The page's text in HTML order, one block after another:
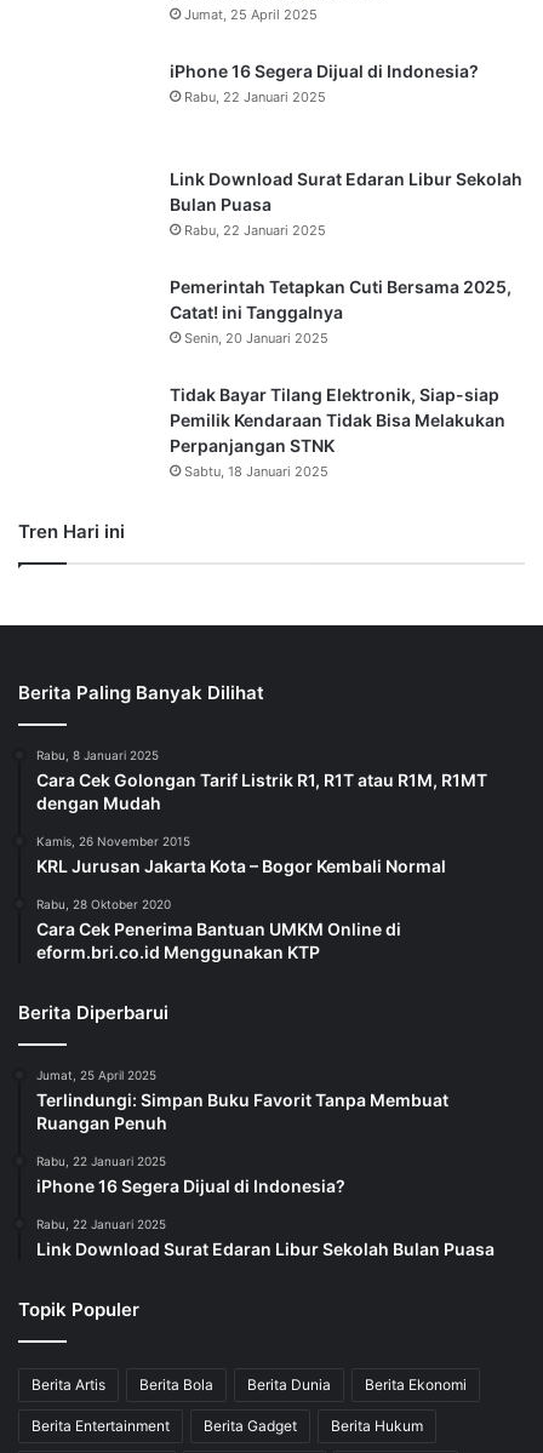
Jumat, 25 April 2025
iPhone 16 Segera Dijual di Indonesia?
Rabu, 22 Januari 2025
Link Download Surat Edaran Libur Sekolah
Bulan Puasa
Rabu, 22 Januari 2025
Pemerintah Tetapkan Cuti Bersama 2025,
Catat! ini Tanggalnya
Senin, 20 Januari 2025
Tidak Bayar Tilang Elektronik, Siap-siap
Pemilik Kendaraan Tidak Bisa Melakukan
Perpanjangan STNK
Sabtu, 18 Januari 2025
Tren Hari ini
Berita Paling Banyak Dilihat
Rabu, 8 Januari 2025
Cara Cek Golongan Tarif Listrik R1, R1T atau R1M, R1MT
dengan Mudah
Kamis, 26 November 2015
KRL Jurusan Jakarta Kota – Bogor Kembali Normal
Rabu, 28 Oktober 2020
Cara Cek Penerima Bantuan UMKM Online di
eform.bri.co.id Menggunakan KTP
Berita Diperbarui
Jumat, 25 April 2025
Terlindungi: Simpan Buku Favorit Tanpa Membuat
Ruangan Penuh
Rabu, 22 Januari 2025
iPhone 16 Segera Dijual di Indonesia?
Rabu, 22 Januari 2025
Link Download Surat Edaran Libur Sekolah Bulan Puasa
Topik Populer
Berita Artis Berita Bola Berita Dunia Berita Ekonomi
Berita Entertainment Berita Gadget Berita Hukum